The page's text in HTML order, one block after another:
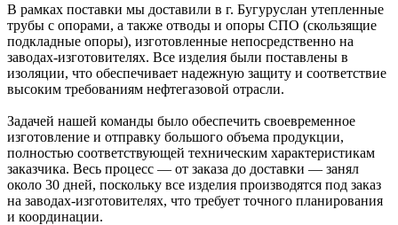
В рамках поставки мы доставили в г. Бугуруслан утепленные
трубы с опорами, а также отводы и опоры СПО (скользящие
подкладные опоры), изготовленные непосредственно на
заводах-изготовителях. Все изделия были поставлены в
изоляции, что обеспечивает надежную защиту и соответствие
высоким требованиям нефтегазовой отрасли.
Задачей нашей команды было обеспечить своевременное
изготовление и отправку большого объема продукции,
полностью соответствующей техническим характеристикам
заказчика. Весь процесс — от заказа до доставки — занял
около 30 дней, поскольку все изделия производятся под заказ
на заводах-изготовителях, что требует точного планирования
и координации.